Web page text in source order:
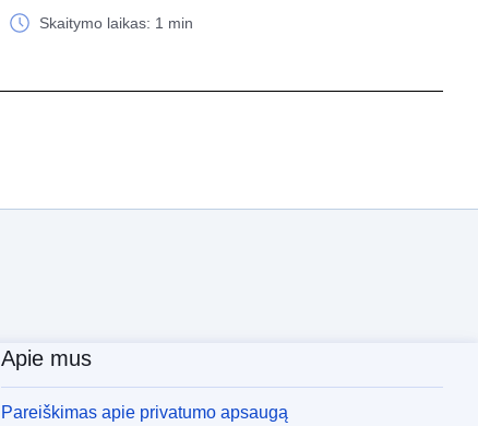
Skaitymo laikas: 1 min
Apie mus
Pareiškimas apie privatumo apsaugą